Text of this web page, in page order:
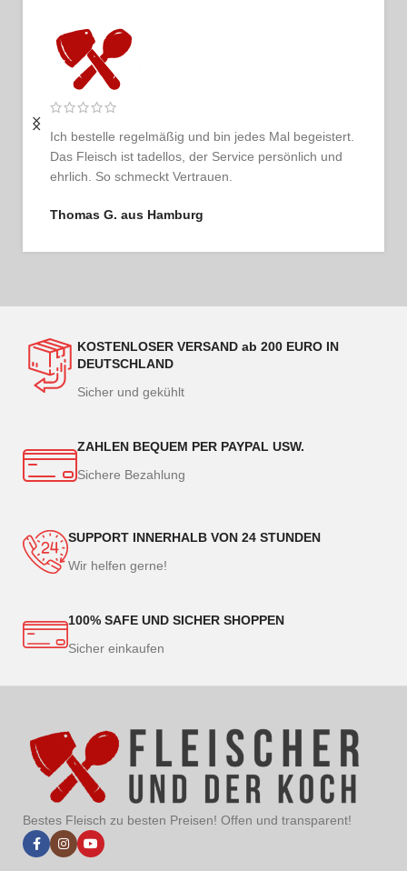
Ich bestelle regelmäßig und bin jedes Mal begeistert.
Das Fleisch ist tadellos, der Service persönlich und
ehrlich. So schmeckt Vertrauen.
Thomas G. aus Hamburg
KOSTENLOSER VERSAND ab 200 EURO IN
DEUTSCHLAND
Sicher und gekühlt
ZAHLEN BEQUEM PER PAYPAL USW.
Sichere Bezahlung
SUPPORT INNERHALB VON 24 STUNDEN
Wir helfen gerne!
100% SAFE UND SICHER SHOPPEN
Sicher einkaufen
Bestes Fleisch zu besten Preisen! Offen und transparent!